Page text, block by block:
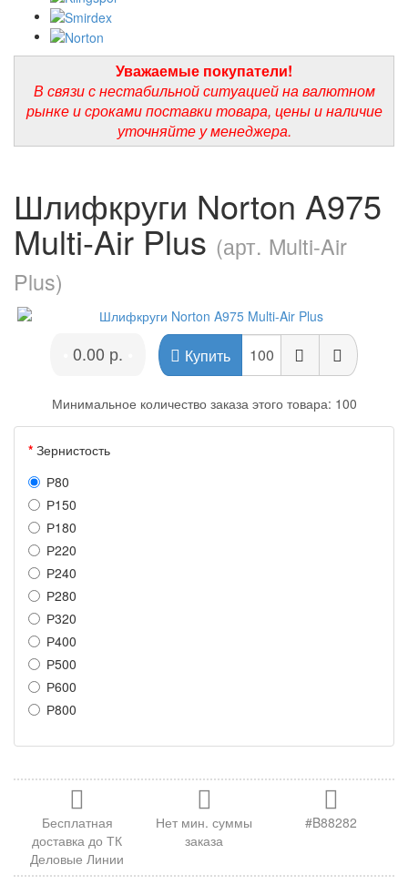
Уважаемые покупатели!
В связи с нестабильной ситуацией на валютном
рынке и сроками поставки товара, цены и наличие
уточняйте у менеджера.
Шлифкруги Norton A975
Multi-Air Plus (арт. Multi-Air
Plus)
0.00 р. Купить
Минимальное количество заказа этого товара: 100
Зернистость
Р80
Р150
Р180
Р220
Р240
Р280
Р320
Р400
Р500
Р600
Р800
Бесплатная
доставка до ТК
Деловые Линии
Нет мин. суммы
заказа
#B88282